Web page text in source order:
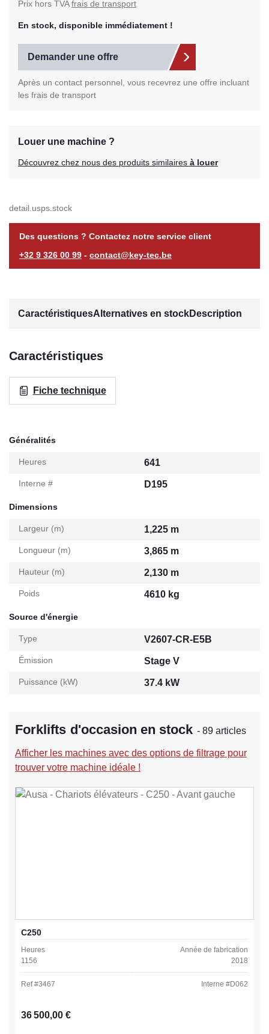
Prix hors TVAfrais de transport
En stock, disponible immédiatement !
Demander une offre
Après un contact personnel, vous recevrez une offre incluant
les frais de transport
Louer une machine ?
Découvrez chez nous des produits similaires à louer
detail.usps.stock
Des questions ? Contactez notre service client
+32 9 326 00 99 - contact@key-tec.be
CaractéristiquesAlternatives en stockDescription
Caractéristiques
Fiche technique
Généralités
Heures 641
Interne # D195
Dimensions
Largeur (m) 1,225 m
Longueur (m) 3,865 m
Hauteur (m) 2,130 m
Poids 4610 kg
Source d'énergie
Type V2607-CR-E5B
Émission Stage V
Puissance (kW) 37.4 kW
Forklifts d'occasion en stock - 89 articles
Afficher les machines avec des options de filtrage pour
trouver votre machine idéale !
C250
Heures
1156
Année de fabrication
2018
Ref #3467 Interne #D062
Prix régulier :
36 500,00 €